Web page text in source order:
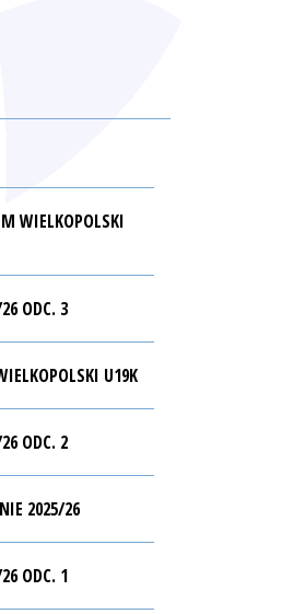
WIELKOPOLSKI
ODC. 3
U19K
ODC. 2
2025/26
ODC. 1